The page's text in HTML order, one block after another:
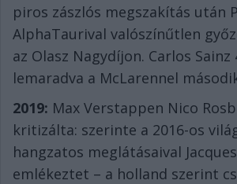
piros zászlós megszakítás után
AlphaTaurival valószínűtlen
az Olasz Nagydíjon. Carlos Sainz
lemaradva a McLarennel
2019: Max Verstappen Nico
kritizálta: szerinte a 2016-os
hangzatos meglátásaival
emlékeztet – a holland szerint